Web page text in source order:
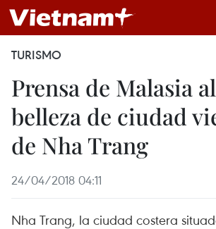
TURISMO
Prensa de Malasia
belleza de ciudad
de Nha Trang
24/04/2018 04:11
Nha Trang, la ciudad costera